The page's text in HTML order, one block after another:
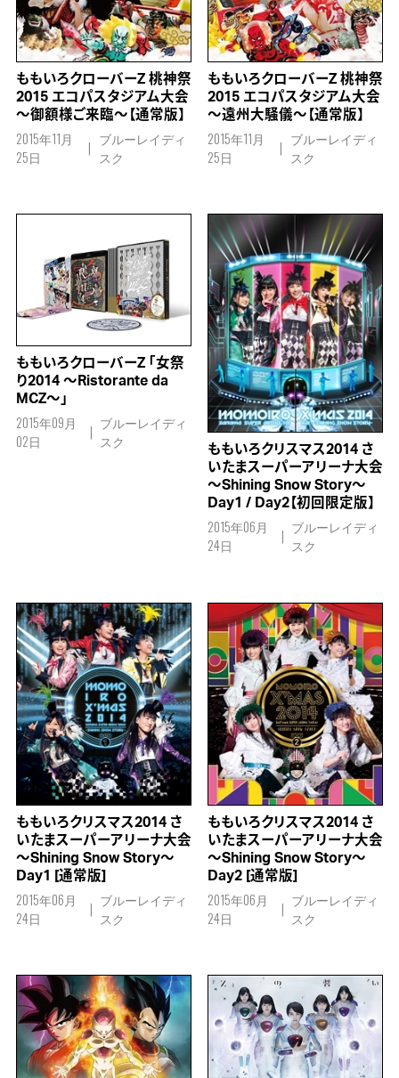
ももいろクローバーZ 桃神祭
2015 エコパスタジアム大会
～御額様ご来臨～【通常版】
2015年11月
25日
ブルーレイディ
スク
ももいろクローバーZ 桃神祭
2015 エコパスタジアム大会
～遠州大騒儀～【通常版】
2015年11月
25日
ブルーレイディ
スク
ももいろクローバーZ 「女祭
り2014 ～Ristorante da
MCZ～」
2015年09月
02日
ブルーレイディ
スク
ももいろクリスマス2014 さ
いたまスーパーアリーナ大会
～Shining Snow Story～
Day1 / Day2【初回限定版】
2015年06月
24日
ブルーレイディ
スク
ももいろクリスマス2014 さ
いたまスーパーアリーナ大会
～Shining Snow Story～
Day1 [通常版]
2015年06月
24日
ブルーレイディ
スク
ももいろクリスマス2014 さ
いたまスーパーアリーナ大会
～Shining Snow Story～
Day2 [通常版]
2015年06月
24日
ブルーレイディ
スク